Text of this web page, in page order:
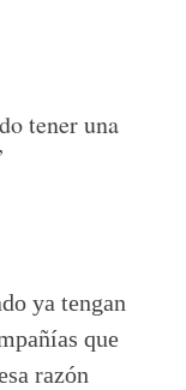
tener una
ya tengan
que
razón